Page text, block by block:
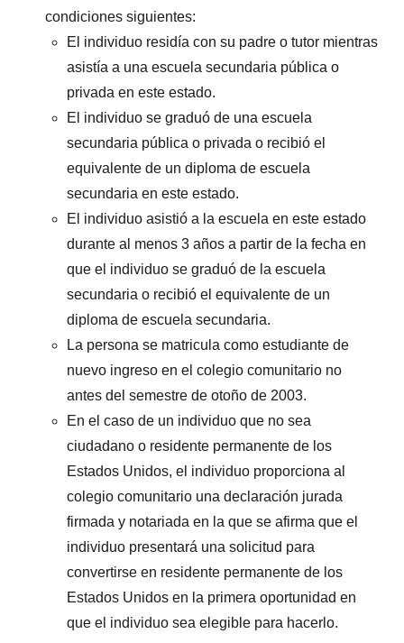
condiciones siguientes:
El individuo residía con su padre o tutor mientras
asistía a una escuela secundaria pública o
privada en este estado.
El individuo se graduó de una escuela
secundaria pública o privada o recibió el
equivalente de un diploma de escuela
secundaria en este estado.
El individuo asistió a la escuela en este estado
durante al menos 3 años a partir de la fecha en
que el individuo se graduó de la escuela
secundaria o recibió el equivalente de un
diploma de escuela secundaria.
La persona se matricula como estudiante de
nuevo ingreso en el colegio comunitario no
antes del semestre de otoño de 2003.
En el caso de un individuo que no sea
ciudadano o residente permanente de los
Estados Unidos, el individuo proporciona al
colegio comunitario una declaración jurada
firmada y notariada en la que se afirma que el
individuo presentará una solicitud para
convertirse en residente permanente de los
Estados Unidos en la primera oportunidad en
que el individuo sea elegible para hacerlo.